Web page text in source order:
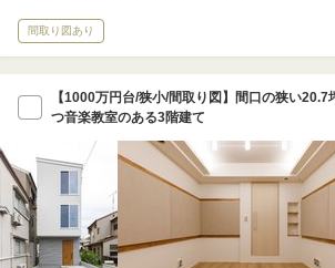
間取り図あり
【1000万円台/狭小/間取り図】間口の狭い20.7
つ音楽教室のある3階建て